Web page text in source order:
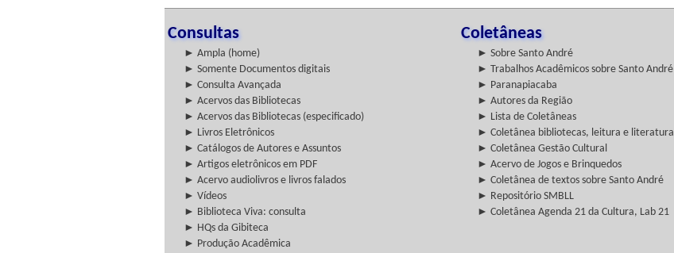
Consultas Coletâneas
► Ampla (home) ► Sobre Santo André
► Somente Documentos digitais
► Trabalhos Acadêmicos sobre Santo André
► Consulta Avançada
► Paranapiacaba
► Acervos das Bibliotecas
► Autores da Região
► Acervos das Bibliotecas (especificado)
► Lista de Coletâneas
► Livros Eletrônicos
► Coletânea bibliotecas, leitura e literatura
► Catálogos de Autores e Assuntos
► Coletânea Gestão Cultural
► Artigos eletrônicos em PDF
► Acervo de Jogos e Brinquedos
► Acervo audiolivros e livros falados
► Coletânea de textos sobre Santo André
► Vídeos
► Repositório SMBLL
► Biblioteca Viva: consulta
► Coletânea Agenda 21 da Cultura, Lab 21
► HQs da Gibiteca
► Produção Acadêmica